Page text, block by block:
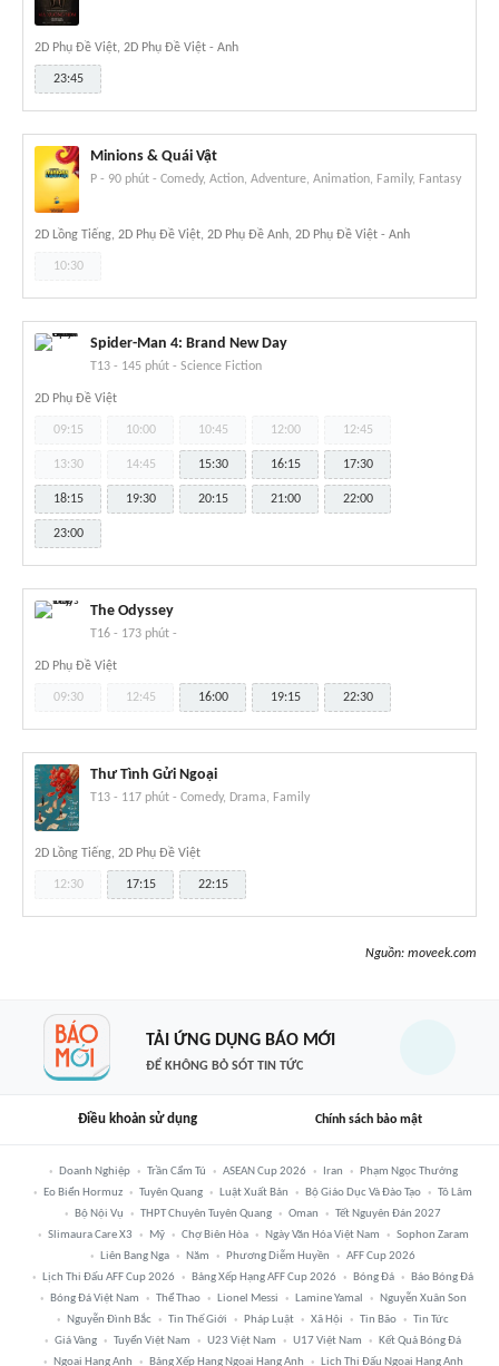
2D Phụ Đề Việt, 2D Phụ Đề Việt - Anh
23:45
Minions & Quái Vật
P - 90 phút - Comedy, Action, Adventure, Animation, Family, Fantasy
2D Lồng Tiếng, 2D Phụ Đề Việt, 2D Phụ Đề Anh, 2D Phụ Đề Việt - Anh
10:30
Spider-Man 4: Brand New Day
T13 - 145 phút - Science Fiction
2D Phụ Đề Việt
09:15 10:00 10:45 12:00 12:45
13:30 14:45 15:30 16:15 17:30
18:15 19:30 20:15 21:00 22:00
23:00
The Odyssey
T16 - 173 phút -
2D Phụ Đề Việt
09:30 12:45 16:00 19:15 22:30
Thư Tình Gửi Ngoại
T13 - 117 phút - Comedy, Drama, Family
2D Lồng Tiếng, 2D Phụ Đề Việt
12:30 17:15 22:15
Nguồn: moveek.com
TẢI ỨNG DỤNG BÁO MỚI
ĐỂ KHÔNG BỎ SÓT TIN TỨC
Điều khoản sử dụng Chính sách bảo mật
Doanh Nghiệp Trần Cẩm Tú ASEAN Cup 2026 Iran
Phạm Ngọc Thưởng
Eo Biển Hormuz
Tuyên Quang Luật Xuất Bản Bộ Giáo Dục Và Đào Tạo
Tô Lâm
Bộ Nội Vụ
THPT Chuyên Tuyên Quang Oman
Tết Nguyên Đán 2027
Slimaura Care X3
Mỹ Chợ Biên Hòa Ngày Văn Hóa Việt Nam
Sophon Zaram
Liên Bang Nga
Năm Phương Diễm Huyền
AFF Cup 2026
Lịch Thi Đấu AFF Cup 2026
Bảng Xếp Hạng AFF Cup 2026 Bóng Đá
Báo Bóng Đá
Bóng Đá Việt Nam
Thể Thao Lionel Messi Lamine Yamal
Nguyễn Xuân Son
Nguyễn Đình Bắc
Tin Thế Giới Pháp Luật Xã Hội Tin Bão
Tin Tức
Giá Vàng
Tuyển Việt Nam U23 Việt Nam U17 Việt Nam
Kết Quả Bóng Đá
Ngoại Hạng Anh
Bảng Xếp Hạng Ngoại Hạng Anh Lịch Thi Đấu Ngoại Hạng Anh